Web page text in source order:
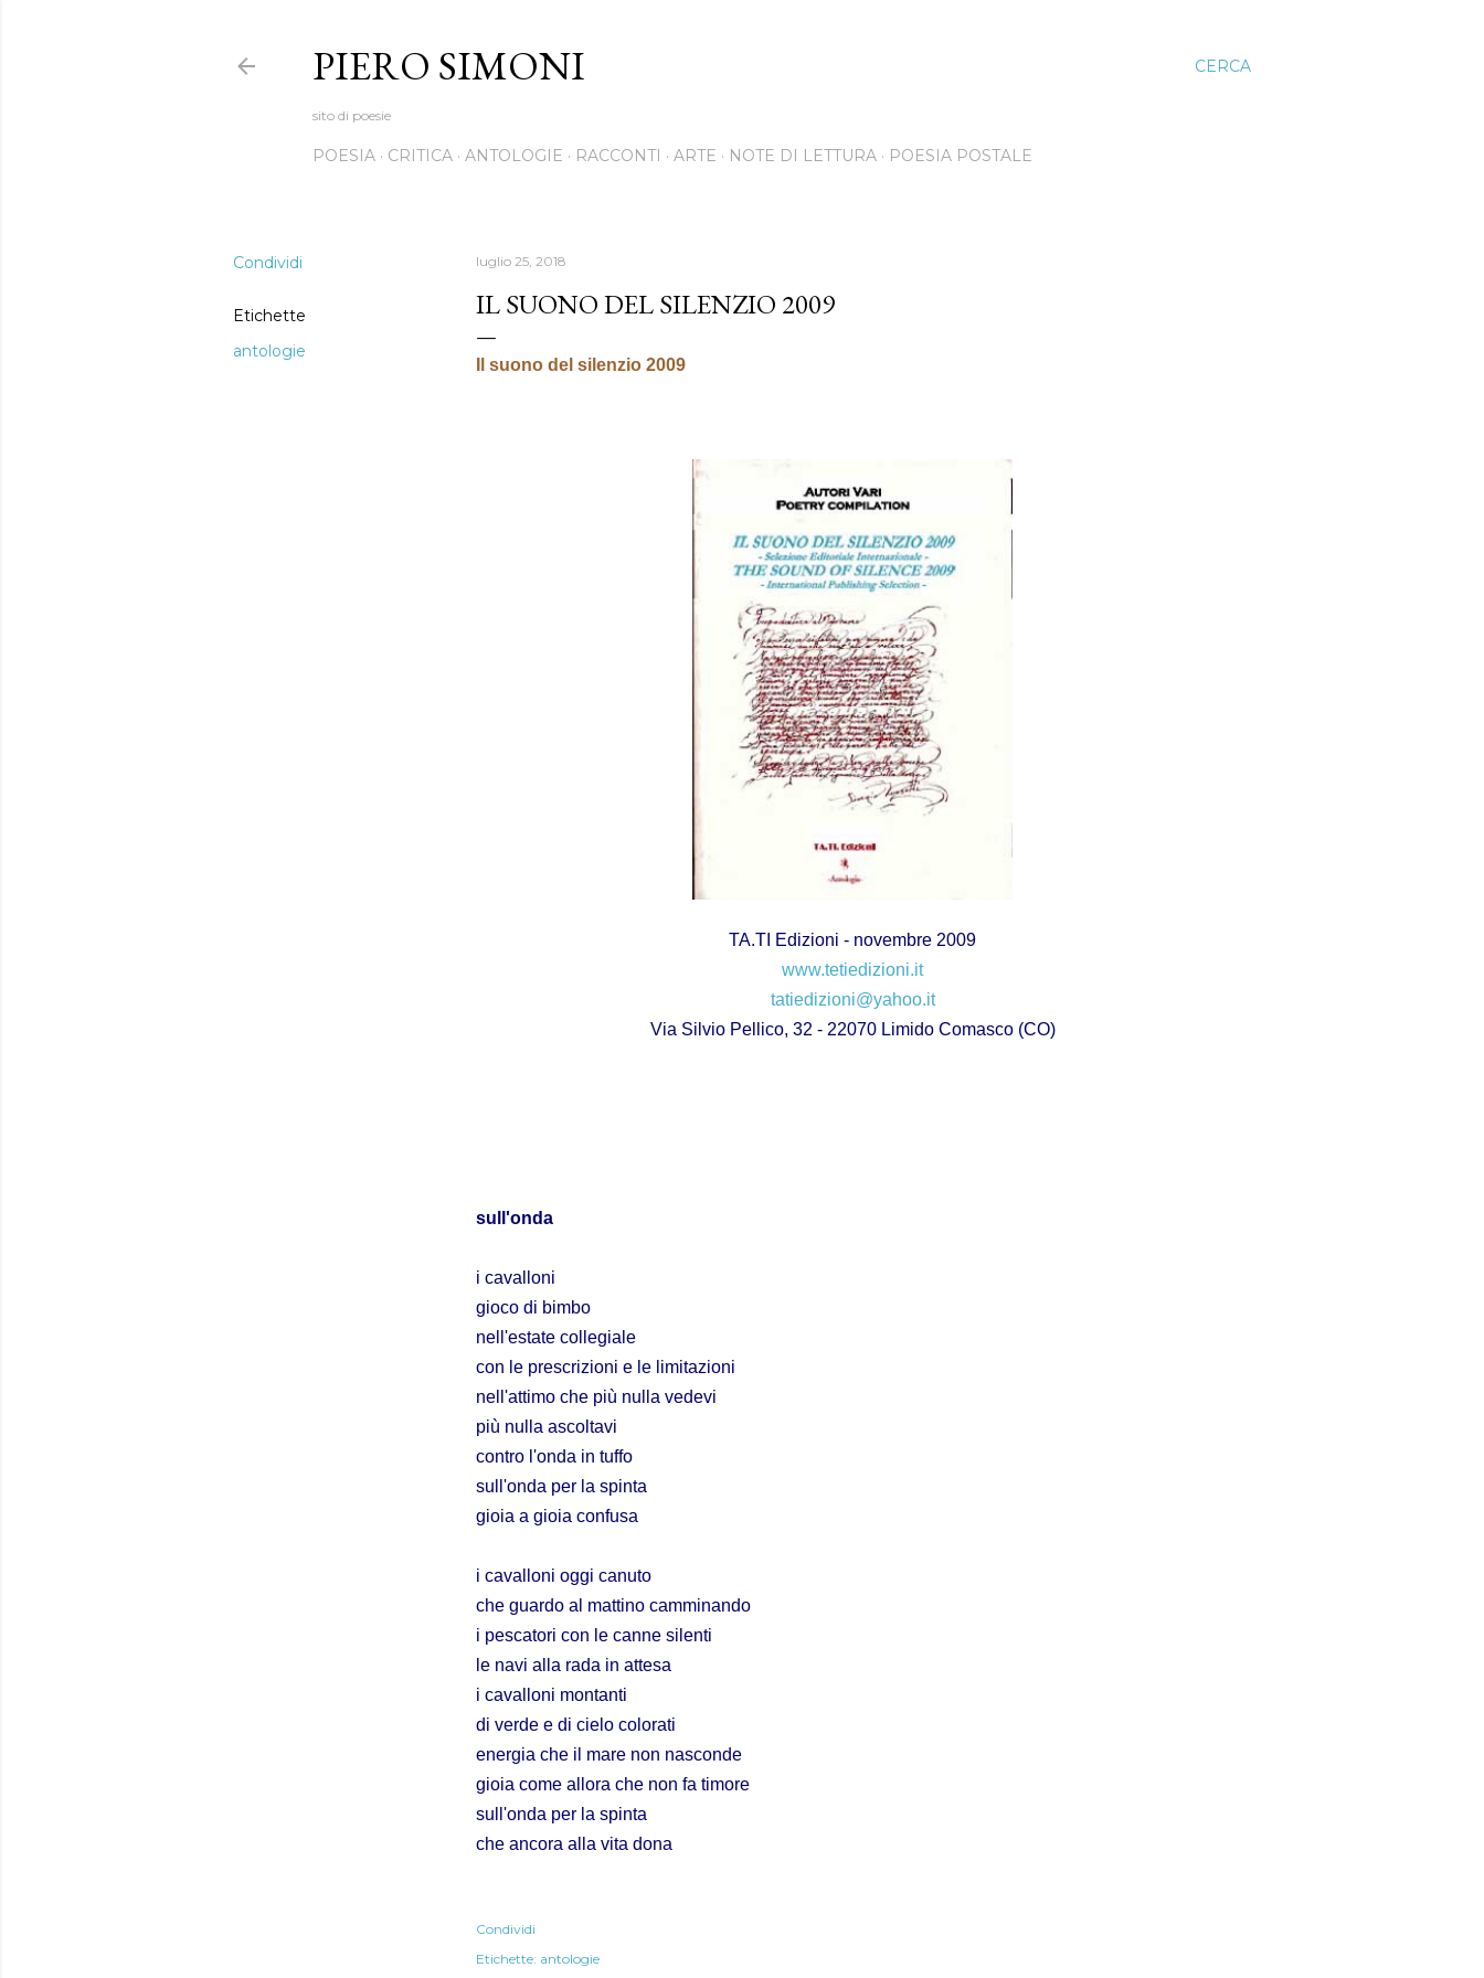
CERCA
PIERO SIMONI
sito di poesie
POESIA CRITICA ANTOLOGIE RACCONTI ARTE NOTE DI LETTURA POESIA POSTALE
Condividi
Etichette
antologie
luglio 25, 2018
IL SUONO DEL SILENZIO 2009
l suono del silenzio 2009
TA.TI Edizioni - novembre 2009
www.tetiedizioni.it
tatiedizioni@yahoo.it
Via Silvio Pellico, 32 - 22070 Limido Comasco (CO)
sull'onda
i cavalloni
gioco di bimbo
nell'estate collegiale
con le prescrizioni e le limitazioni
nell'attimo che più nulla vedevi
più nulla ascoltavi
contro l'onda in tuffo
sull'onda per la spinta
gioia a gioia confusa
i cavalloni oggi canuto
che guardo al mattino camminando
i pescatori con le canne silenti
le navi alla rada in attesa
i cavalloni montanti
di verde e di cielo colorati
energia che il mare non nasconde
gioia come allora che non fa timore
sull'onda per la spinta
che ancora alla vita dona
Condividi
Etichette: antologie